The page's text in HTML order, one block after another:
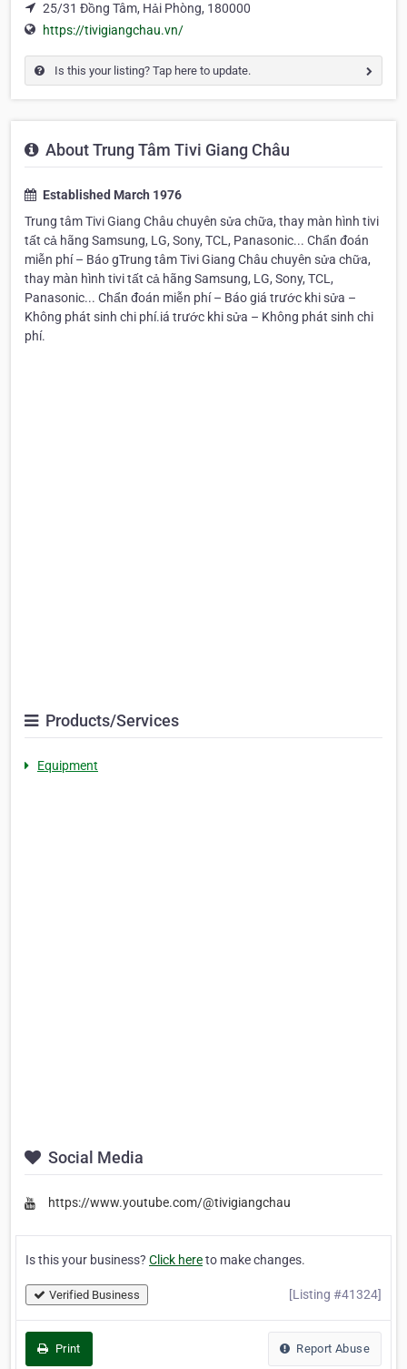
25/31 Đồng Tâm, Hải Phòng, 180000
https://tivigiangchau.vn/
Is this your listing? Tap here to update.
About Trung Tâm Tivi Giang Châu
Established March 1976
Trung tâm Tivi Giang Châu chuyên sửa chữa, thay màn hình tivi
tất cả hãng Samsung, LG, Sony, TCL, Panasonic... Chẩn đoán
miễn phí – Báo gTrung tâm Tivi Giang Châu chuyên sửa chữa,
thay màn hình tivi tất cả hãng Samsung, LG, Sony, TCL,
Panasonic... Chẩn đoán miễn phí – Báo giá trước khi sửa –
Không phát sinh chi phí.iá trước khi sửa – Không phát sinh chi
phí.
Products/Services
Equipment
Social Media
https://www.youtube.com/@tivigiangchau
Is this your business? Click hereto make changes.
Verified Business [Listing #41324]
Print Report Abuse